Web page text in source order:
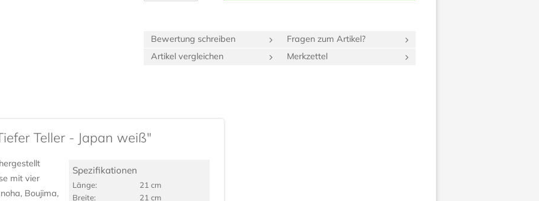
Bewertung schreiben
Fragen zum Artikel?
Artikel vergleichen
Merkzettel
Teller - Japan weiß"
Spezifikationen
Länge:
21 cm
Breite:
21 cm
mit vier
Boujima,